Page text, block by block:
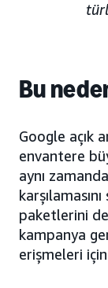
Bu
Google açık
envantere
aynı
paketlerini
kampanya
erişmeleri